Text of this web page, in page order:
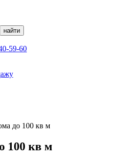
59-60
до 100 кв м
100 кв м